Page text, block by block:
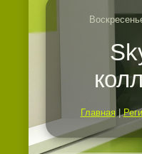
Главная |